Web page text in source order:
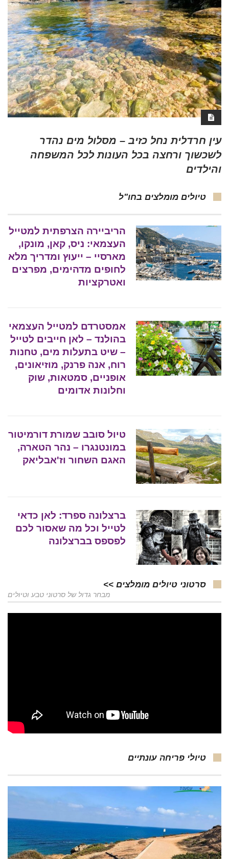
עין חרדלית נחל כזיב – מסלול מים נהדר
לשכשוך ורחצה בכל העונות לכל המשפחה
והילדים
טיולים מומלצים בחו"ל
הריביירה הצרפתית למטייל
העצמאי: ניס, קאן, מונקו,
מארסיי – ייעוץ ומדריך מלא
לחופים מדהימים, מפרצים
ואטרקציות
אמסטרדם למטייל העצמאי
בהולנד – לאן חייבים לטייל
– שיט בתעלות מים, טחנות
רוח, אנה פרנק, מוזיאונים,
אופניים, סמטאות, שוק
וחלונות אדומים
טיול סובב שמורת דורמיטור
במונטנגרו – נהר הטארה,
האגם השחור וז'אבליאק
ברצלונה ספרד: לאן כדאי
לטייל וכל מה שאסור לכם
לפספס בברצלונה
סרטוני טיולים מומלצים >>
מבחר גדול של סרטוני טבע וטיולים
טיולי פריחה עונתיים